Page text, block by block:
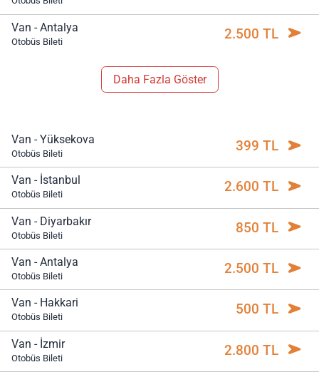
Van - Antalya
Otobüs Bileti 2.500 TL
Daha Fazla Göster
Van - Yüksekova
Otobüs Bileti 399 TL
Van - İstanbul
Otobüs Bileti 2.600 TL
Van - Diyarbakır
Otobüs Bileti 850 TL
Van - Antalya
Otobüs Bileti 2.500 TL
Van - Hakkari
Otobüs Bileti 500 TL
Van - İzmir
Otobüs Bileti 2.800 TL